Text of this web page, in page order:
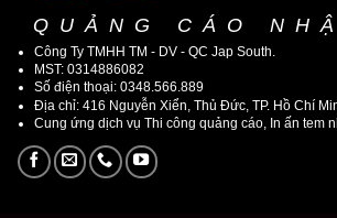
QUẢNG CÁO
Công Ty TMHH TM - DV - QC Jap South.
MST: 0314886082
Số điện thoại: 0348.566.889
Địa chỉ: 416 Nguyễn Xiển, Thủ Đức, TP. Hồ Chí
Cung ứng dịch vụ Thi công quảng cáo, In ấn tem